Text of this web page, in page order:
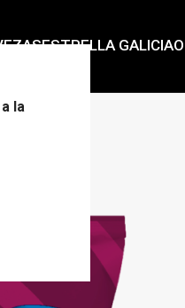
la
ESTRELLA GALICIA